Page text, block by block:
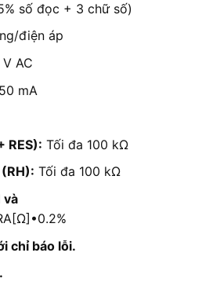
số đọc + 3 chữ số)
điện áp
AC
mA
RES): Tối đa 100 kΩ
Tối đa 100 kΩ
và
chỉ báo lỗi.